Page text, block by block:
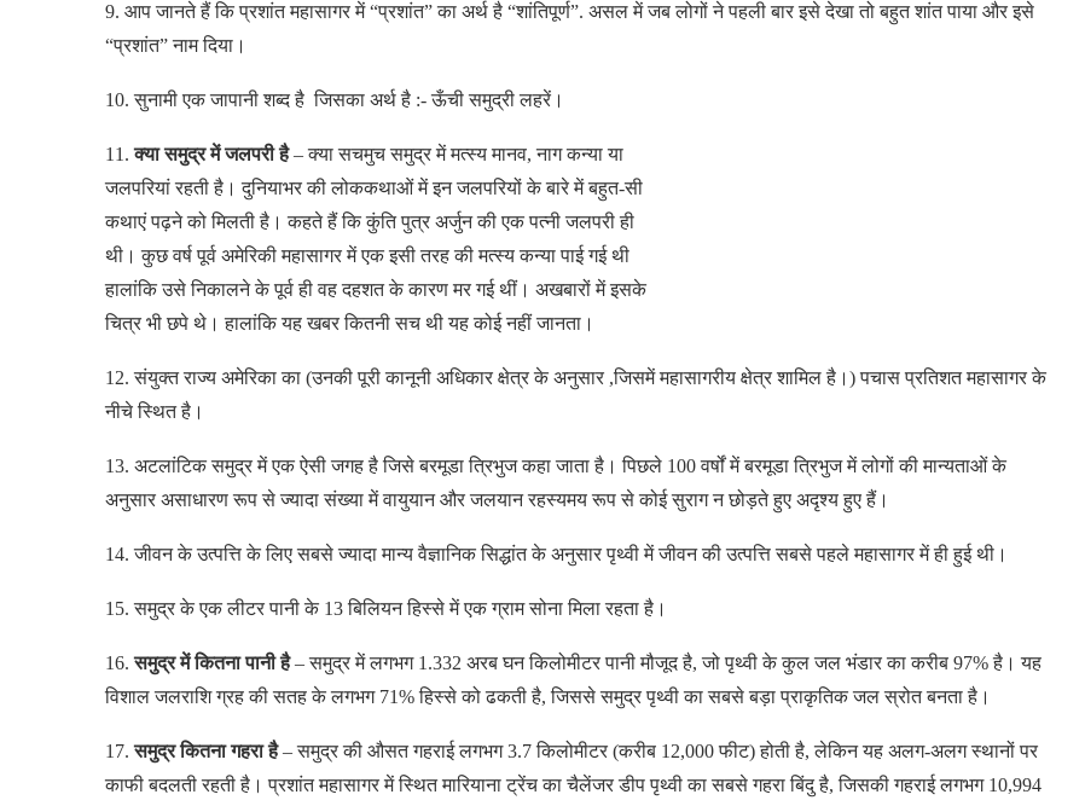
9. आप जानते हैं कि प्रशांत महासागर में “प्रशांत” का अर्थ है “शांतिपूर्ण”. असल में जब लोगों ने पहली बार इसे देखा तो बहुत शांत पाया और इसे
“प्रशांत” नाम दिया।
10. सुनामी एक जापानी शब्द है जिसका अर्थ है :- ऊँची समुद्री लहरें।
11.क्या समुद्र में जलपरी है–क्या सचमुच समुद्र में मत्स्य मानव, नाग कन्या या
जलपरियां रहती है। दुनियाभर की लोककथाओं में इन जलपरियों के बारे में बहुत-सी
कथाएं पढ़ने को मिलती है। कहते हैं कि कुंति पुत्र अर्जुन की एक पत्नी जलपरी ही
थी। कुछ वर्ष पूर्व अमेरिकी महासागर में एक इसी तरह की मत्स्य कन्या पाई गई थी
हालांकि उसे निकालने के पूर्व ही वह दहशत के कारण मर गई थीं। अखबारों में इसके
चित्र भी छपे थे। हालांकि यह खबर कितनी सच थी यह कोई नहीं जानता।
12. संयुक्त राज्य अमेरिका का (उनकी पूरी कानूनी अधिकार क्षेत्र के अनुसार ,जिसमें महासागरीय क्षेत्र शामिल है।) पचास प्रतिशत महासागर के
नीचे स्थित है।
13. अटलांटिक समुद्र में एक ऐसी जगह है जिसे बरमूडा त्रिभुज कहा जाता है। पिछले 100 वर्षों में बरमूडा त्रिभुज में लोगों की मान्यताओं के
अनुसार असाधारण रूप से ज्यादा संख्या में वायुयान और जलयान रहस्यमय रूप से कोई सुराग न छोड़ते हुए अदृश्य हुए हैं।
14. जीवन के उत्पत्ति के लिए सबसे ज्यादा मान्य वैज्ञानिक सिद्धांत के अनुसार पृथ्वी में जीवन की उत्पत्ति सबसे पहले महासागर में ही हुई थी।
15. समुद्र के एक लीटर पानी के 13 बिलियन हिस्से में एक ग्राम सोना मिला रहता है।
16.समुद्र में कितना पानी है– समुद्र में लगभग 1.332 अरब घन किलोमीटर पानी मौजूद है, जो पृथ्वी के कुल जल भंडार का करीब 97% है। यह
विशाल जलराशि ग्रह की सतह के लगभग 71% हिस्से को ढकती है, जिससे समुद्र पृथ्वी का सबसे बड़ा प्राकृतिक जल स्रोत बनता है।
17.समुद्र कितना गहरा है– समुद्र की औसत गहराई लगभग 3.7 किलोमीटर (करीब 12,000 फीट) होती है, लेकिन यह अलग-अलग स्थानों पर
काफी बदलती रहती है। प्रशांत महासागर में स्थित मारियाना ट्रेंच का चैलेंजर डीप पृथ्वी का सबसे गहरा बिंदु है, जिसकी गहराई लगभग 10,994